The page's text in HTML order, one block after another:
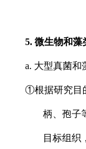
5. 微生物和藻
a. 大型真菌和
①根据研究目
柄、孢子
目标组织